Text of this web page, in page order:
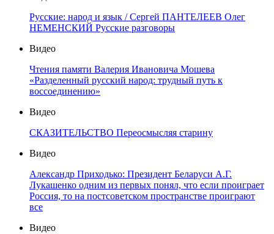
Русские: народ и язык / Сергей ПАНТЕЛЕЕВ Олег
НЕМЕНСКИЙ Русские разговоры
Видео
Чтения памяти Валерия Ивановича Мошева
«Разделенный русский народ: трудный путь к
воссоединению»
Видео
СКАЗИТЕЛЬСТВО Переосмысляя старину
Видео
Александр Приходько: Президент Беларуси А.Г.
Лукашенко одним из первых понял, что если проиграет
Россия, то на постсоветском пространстве проиграют
все
Видео